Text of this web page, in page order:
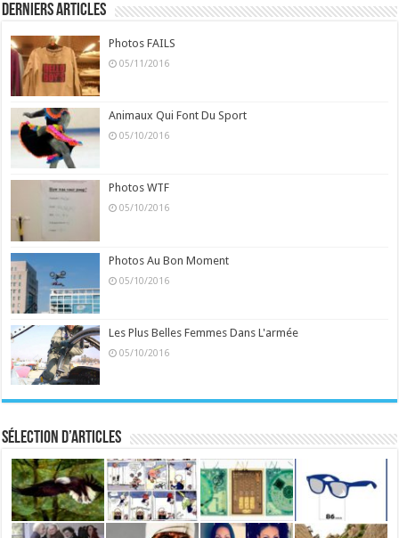
Derniers Articles
Photos FAILS
05/11/2016
Animaux Qui Font Du Sport
05/10/2016
Photos WTF
05/10/2016
Photos Au Bon Moment
05/10/2016
Les Plus Belles Femmes Dans L'armée
05/10/2016
Sélection d’articles